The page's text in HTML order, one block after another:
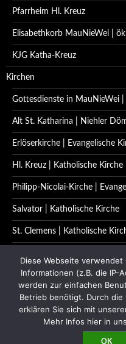
Pfarrheim Hl. Kreuz
Elisabethkorb MauNieWei |
KJG Katha-Kreuz
Kirchen
Gottesdienste in MauNieWei
Alt St. Katharina | Niehler
Erlöserkirche | Evangelische
Hl. Kreuz | Katholische Kirche
Philipp-Nicolai-Kirche |
Salvator | Katholische Kirche
St. Clemens | Katholische
St. Quirinus | Katholische
Impressum |
Diese Webseite
Informationen (z.B. die IP-
werden zur einfachen
Betrieb benötigt. Durch
erklären Sie sich mit
Mehr Infos hier in
OK